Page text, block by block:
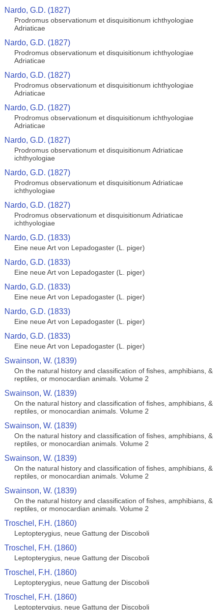
Nardo, G.D. (1827)
Prodromus observationum et disquisitionum ichthyologiae
Adriaticae
Nardo, G.D. (1827)
Prodromus observationum et disquisitionum ichthyologiae
Adriaticae
Nardo, G.D. (1827)
Prodromus observationum et disquisitionum ichthyologiae
Adriaticae
Nardo, G.D. (1827)
Prodromus observationum et disquisitionum ichthyologiae
Adriaticae
Nardo, G.D. (1827)
Prodromus observationum et disquisitionum Adriaticae
ichthyologiae
Nardo, G.D. (1827)
Prodromus observationum et disquisitionum Adriaticae
ichthyologiae
Nardo, G.D. (1827)
Prodromus observationum et disquisitionum Adriaticae
ichthyologiae
Nardo, G.D. (1833)
Eine neue Art von Lepadogaster (L. piger)
Nardo, G.D. (1833)
Eine neue Art von Lepadogaster (L. piger)
Nardo, G.D. (1833)
Eine neue Art von Lepadogaster (L. piger)
Nardo, G.D. (1833)
Eine neue Art von Lepadogaster (L. piger)
Nardo, G.D. (1833)
Eine neue Art von Lepadogaster (L. piger)
Swainson, W. (1839)
On the natural history and classification of fishes, amphibians, &
reptiles, or monocardian animals. Volume 2
Swainson, W. (1839)
On the natural history and classification of fishes, amphibians, &
reptiles, or monocardian animals. Volume 2
Swainson, W. (1839)
On the natural history and classification of fishes, amphibians, &
reptiles, or monocardian animals. Volume 2
Swainson, W. (1839)
On the natural history and classification of fishes, amphibians, &
reptiles, or monocardian animals. Volume 2
Swainson, W. (1839)
On the natural history and classification of fishes, amphibians, &
reptiles, or monocardian animals. Volume 2
Troschel, F.H. (1860)
Leptopterygius, neue Gattung der Discoboli
Troschel, F.H. (1860)
Leptopterygius, neue Gattung der Discoboli
Troschel, F.H. (1860)
Leptopterygius, neue Gattung der Discoboli
Troschel, F.H. (1860)
Leptopterygius, neue Gattung der Discoboli